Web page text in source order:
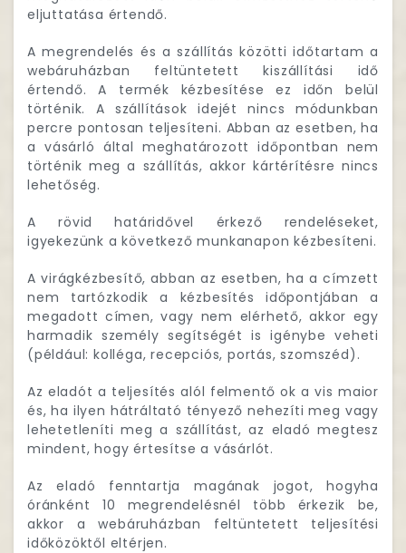
eljuttatása értendő.
A megrendelés és a szállítás közötti időtartam a
webáruházban feltüntetett kiszállítási idő
értendő. A termék kézbesítése ez időn belül
történik. A szállítások idejét nincs módunkban
percre pontosan teljesíteni. Abban az esetben, ha
a vásárló által meghatározott időpontban nem
történik meg a szállítás, akkor kártérítésre nincs
lehetőség.
A rövid határidővel érkező rendeléseket,
igyekezünk a következő munkanapon kézbesíteni.
A virágkézbesítő, abban az esetben, ha a címzett
nem tartózkodik a kézbesítés időpontjában a
megadott címen, vagy nem elérhető, akkor egy
harmadik személy segítségét is igénybe veheti
(például: kolléga, recepciós, portás, szomszéd).
Az eladót a teljesítés alól felmentő ok a vis maior
és, ha ilyen hátráltató tényező nehezíti meg vagy
lehetetleníti meg a szállítást, az eladó megtesz
mindent, hogy értesítse a vásárlót.
Az eladó fenntartja magának jogot, hogyha
óránként 10 megrendelésnél több érkezik be,
akkor a webáruházban feltüntetett teljesítési
időközöktől eltérjen.